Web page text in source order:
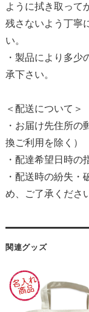
ように拭き取って
残さないよう丁寧
い。
・製品により多少
承下さい。
＜配送について＞
・お届け先住所の
換ご利用を除く）
・配達希望日時の
・配送時の紛失・
め、ご了承くださ
関連グッズ